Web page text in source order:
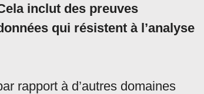
inclut des preuves
qui résistent à l’analyse
rapport à d’autres domaines